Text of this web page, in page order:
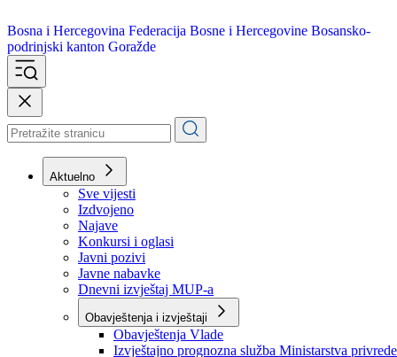
Bosna i Hercegovina
podrinjski kanton Goražde
Aktuelno
Sve vijesti
Izdvojeno
Najave
Konkursi i oglasi
Javni pozivi
Javne nabavke
Dnevni izvještaj MUP-a